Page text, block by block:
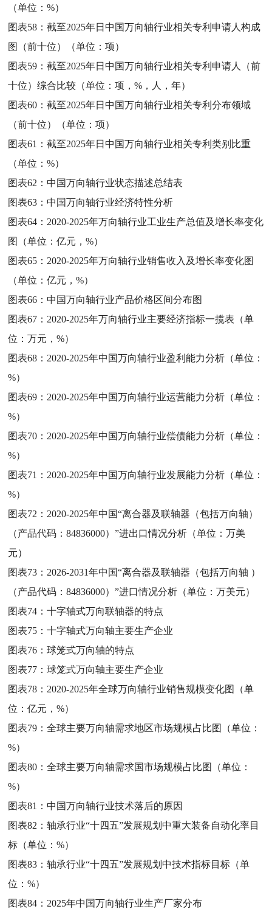
（单位：%）
图表58：截至2025年日中国万向轴行业相关专利申请人构成
图（前十位）（单位：项）
图表59：截至2025年日中国万向轴行业相关专利申请人（前
十位）综合比较（单位：项，%，人，年）
图表60：截至2025年日中国万向轴行业相关专利分布领域
（前十位）（单位：项）
图表61：截至2025年日中国万向轴行业相关专利类别比重
（单位：%）
图表62：中国万向轴行业状态描述总结表
图表63：中国万向轴行业经济特性分析
图表64： 2020-2025年万向轴行业工业生产总值及增长率变化
图（单位：亿元，%）
图表65： 2020-2025年万向轴行业销售收入及增长率变化图
（单位：亿元，%）
图表66：中国万向轴行业产品价格区间分布图
图表67： 2020-2025年万向轴行业主要经济指标一揽表（单
位：万元，%）
图表68： 2020-2025年中国万向轴行业盈利能力分析（单位：
%）
图表69： 2020-2025年中国万向轴行业运营能力分析（单位：
%）
图表70： 2020-2025年中国万向轴行业偿债能力分析（单位：
%）
图表71： 2020-2025年中国万向轴行业发展能力分析（单位：
%）
图表72： 2020-2025年中国“离合器及联轴器（包括万向轴）
（产品代码：84836000）”进出口情况分析（单位：万美
元）
图表73： 2026-2031年中国“离合器及联轴器（包括万向轴 ）
（产品代码：84836000）”进口情况分析（单位：万美元）
图表74：十字轴式万向联轴器的特点
图表75：十字轴式万向轴主要生产企业
图表76：球笼式万向轴的特点
图表77：球笼式万向轴主要生产企业
图表78： 2020-2025年全球万向轴行业销售规模变化图（单
位：亿元，%）
图表79：全球主要万向轴需求地区市场规模占比图（单位：
%）
图表80：全球主要万向轴需求国市场规模占比图（单位：
%）
图表81：中国万向轴行业技术落后的原因
图表82：轴承行业“十四五”发展规划中重大装备自动化率目
标（单位：%）
图表83：轴承行业“十四五”发展规划中技术指标目标（单
位：%）
图表84： 2025年中国万向轴行业生产厂家分布